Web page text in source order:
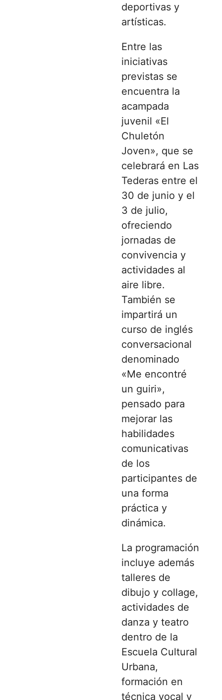
deportivas y
artísticas.
Entre las
iniciativas
previstas se
encuentra la
acampada
juvenil «El
Chuletón
Joven», que se
celebrará en Las
Tederas entre el
30 de junio y el
3 de julio,
ofreciendo
jornadas de
convivencia y
actividades al
aire libre.
También se
impartirá un
curso de inglés
conversacional
denominado
«Me encontré
un guiri»,
pensado para
mejorar las
habilidades
comunicativas
de los
participantes de
una forma
práctica y
dinámica.
La programación
incluye además
talleres de
dibujo y collage,
actividades de
danza y teatro
dentro de la
Escuela Cultural
Urbana,
formación en
técnica vocal y